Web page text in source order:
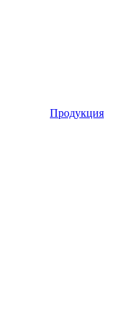
Продукция